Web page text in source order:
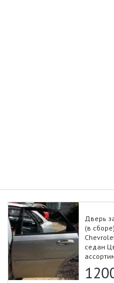
Дверь
(в
седан